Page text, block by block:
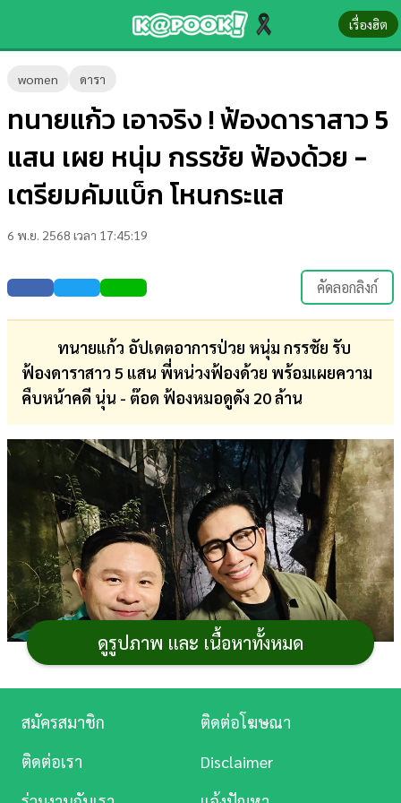
เรื่องฮิต
women ดารา
ทนายแก้ว เอาจริง ! ฟ้องดาราสาว 5
แสน เผย หนุ่ม กรรชัย ฟ้องด้วย -
เตรียมคัมแบ็ก โหนกระแส
6 พ.ย. 2568 เวลา 17:45:19
คัดลอกลิงก์
ทนายแก้ว อัปเดตอาการป่วย หนุ่ม กรรชัย รับ
ฟ้องดาราสาว 5 แสน พี่หน่วงฟ้องด้วย พร้อมเผยความ
คืบหน้าคดี นุ่น - ต๊อด ฟ้องหมอดูดัง 20 ล้าน
ดูรูปภาพ และ เนื้อหาทั้งหมด
ข่าว-
ความ
รู้
บันเทิง
ตรวจ
หวย
บอล
สด
เงิน
การ
ศึกษา
บันเทิง
ดู
หนัง
สมัครสมาชิก
ติดต่อโฆษณา
ติดต่อเรา
Disclaimer